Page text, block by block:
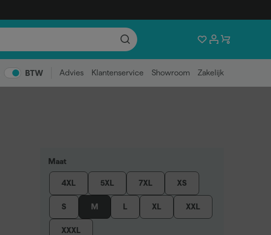
BTW Advies Klantenservice Showroom Zakelijk
Maat
4XL 5XL 7XL XS
S M L XL XXL
XXXL